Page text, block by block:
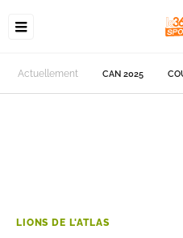
Actuellement CAN 2025
LIONS DE L'ATLAS